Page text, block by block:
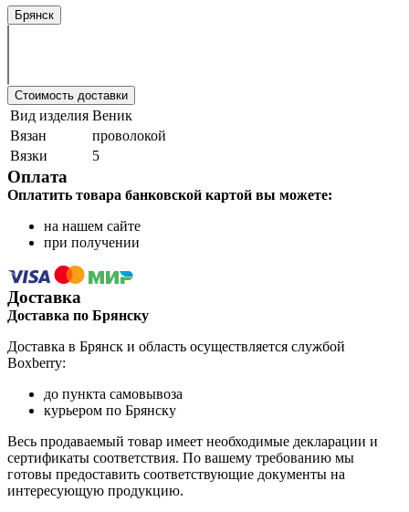
Брянск
Стоимость доставки
Вид изделия Веник
Вязан
проволокой
Вязки
5
Оплата
Оплатить товара банковской картой вы можете:
на нашем сайте
при получении
Доставка
Доставка по Брянску
Доставка в Брянск и область осуществляется службой
Boxberry:
до пункта самовывоза
курьером по Брянску
Весь продаваемый товар имеет необходимые декларации и
сертификаты соответствия. По вашему требованию мы
готовы предоставить соответствующие документы на
интересующую продукцию.